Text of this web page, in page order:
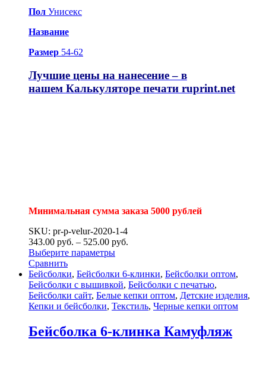
Пол Унисекс
Название
Размер 54-62
Лучшие цены на нанесение – в
нашем Калькуляторе печати ruprint.net
Минимальная сумма заказа 5000 рублей
SKU: pr-p-velur-2020-1-4
343.00 руб. – 525.00 руб.
Выберите параметры
Сравнить
Бейсболки, Бейсболки 6-клинки, Бейсболки оптом,
Бейсболки с вышивкой, Бейсболки с печатью,
Бейсболки сайт, Белые кепки оптом, Детские изделия,
Кепки и бейсболки, Текстиль, Черные кепки оптом
Бейсболка 6-клинка Камуфляж